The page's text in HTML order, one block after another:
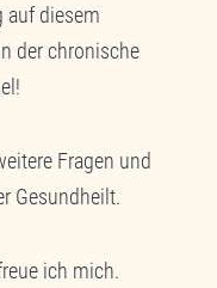
auf diesem
der chronische
Fragen und
Gesundheilt.
ich mich.